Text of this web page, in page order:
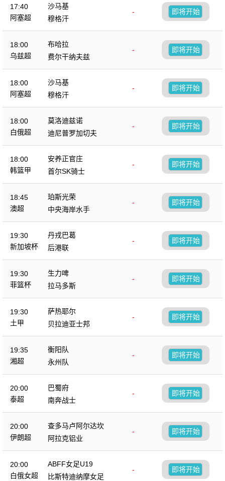
17:40
阿塞超
沙马基
-
穆格汗
即将开始
18:00
乌兹超
布哈拉
-
费尔干纳夫兹
即将开始
18:00
阿塞超
沙马基
-
穆格汗
即将开始
18:00
白俄超
莫洛迪兹诺
-
迪尼普罗加切夫
即将开始
18:00
韩篮甲
安养正官庄
-
首尔SK骑士
即将开始
18:45
澳超
珀斯光荣
-
中央海岸水手
即将开始
19:30
新加坡杯
丹戎巴葛
-
后港联
即将开始
19:30
菲篮杯
生力啤
-
拉马多斯
即将开始
19:30
土甲
萨热耶尔
-
贝拉迪亚士邦
即将开始
19:35
湘超
衡阳队
-
永州队
即将开始
20:00
泰超
巴蜀府
-
南奔战士
即将开始
20:00
伊朗超
查多马卢阿尔达坎
-
阿拉克铝业
即将开始
20:00
白俄女超
ABFF女足U19
-
比斯特迪纳摩女足
即将开始